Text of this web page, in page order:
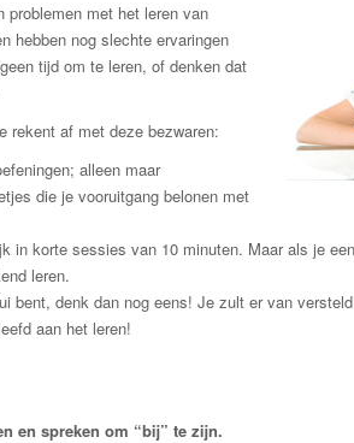
problemen met het leren van
hebben nog slechte ervaringen
tijd om te leren, of denken dat
rekent af met deze bezwaren:
alleen maar
die je vooruitgang belonen met
in korte sessies van 10 minuten. Maar als je
leren.
bent, denk dan nog eens! Je zult er van
aan het leren!
en spreken om “bij” te zijn.